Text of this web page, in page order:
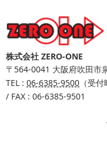
株式会社 ZERO-ONE
〒564-0041 大阪府吹田市
TEL : 06-6385-9500 （受
/ FAX : 06-6385-9501